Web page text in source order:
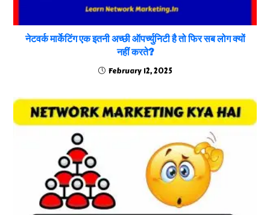
नेटवर्क मार्केटिंग एक इतनी अच्छी ऑपर्च्युनिटी है तो फिर सब लोग क्यों
नहीं करते?
February 12, 2025